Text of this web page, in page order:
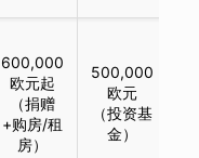
600,000
欧元起
（捐赠
+购房/租
房）
500,000
欧元
（投资基
金）